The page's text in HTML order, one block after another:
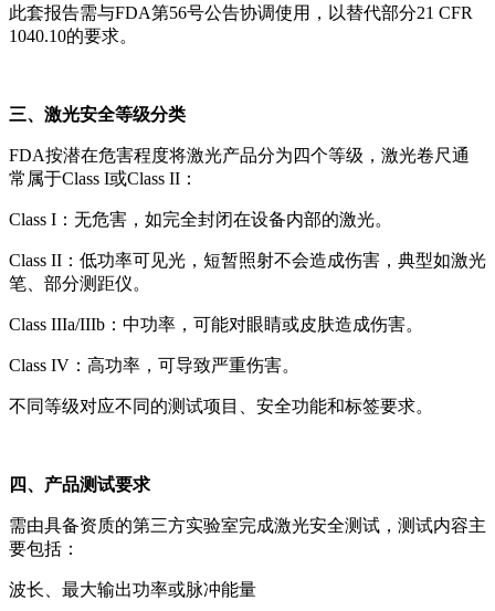
此套报告需与FDA第56号公告协调使用，以替代部分21 CFR
1040.10的要求。
三、激光安全等级分类
FDA按潜在危害程度将激光产品分为四个等级，激光卷尺通
常属于Class I或Class II：
Class I：无危害，如完全封闭在设备内部的激光。
Class II：低功率可见光，短暂照射不会造成伤害，典型如激光
笔、部分测距仪。
Class IIIa/IIIb：中功率，可能对眼睛或皮肤造成伤害。
Class IV：高功率，可导致严重伤害。
不同等级对应不同的测试项目、安全功能和标签要求。
四、产品测试要求
需由具备资质的第三方实验室完成激光安全测试，测试内容主
要包括：
波长、最大输出功率或脉冲能量